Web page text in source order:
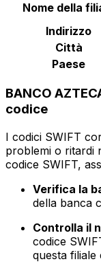
Nome della
Indirizzo
Città
Paese
BANCO
codice
I codici SWIFT
problemi o ritardi
codice SWIFT,
Verifica la
della banca
Controlla il
codice
questa filiale